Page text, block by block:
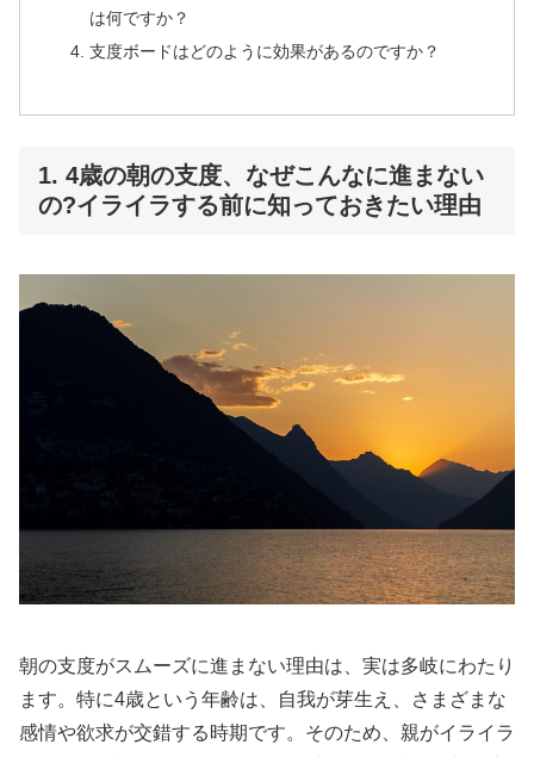
は何ですか？
支度ボードはどのように効果があるのですか？
1. 4歳の朝の支度、なぜこんなに進まない
の?イライラする前に知っておきたい理由
朝の支度がスムーズに進まない理由は、実は多岐にわたり
ます。特に4歳という年齢は、自我が芽生え、さまざまな
感情や欲求が交錯する時期です。そのため、親がイライラ